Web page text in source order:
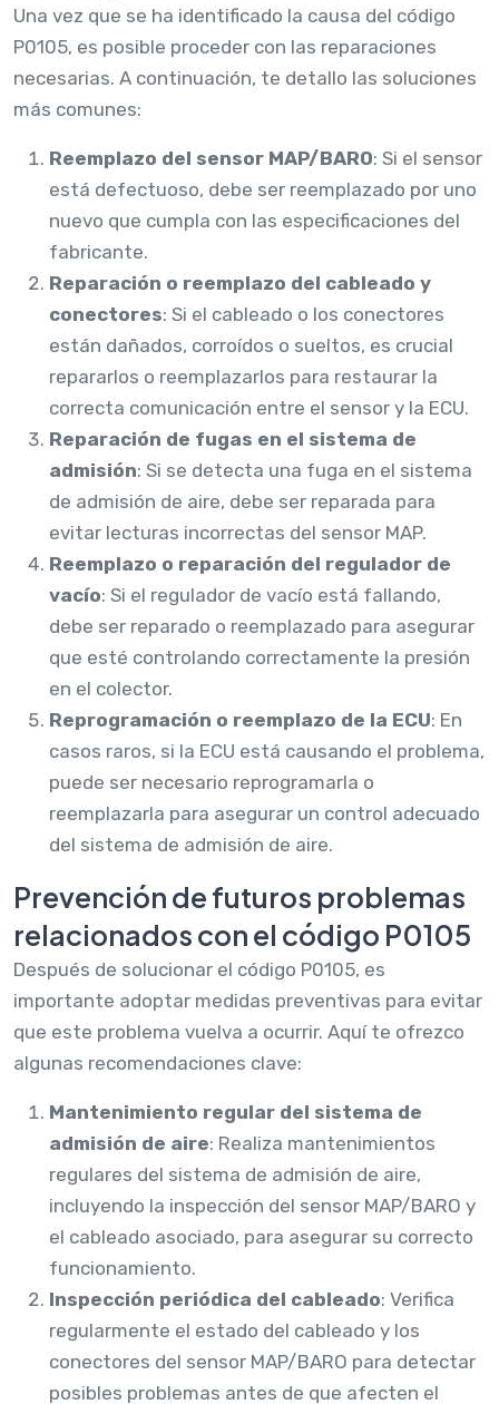
Una vez que se ha identificado la causa del código
P0105, es posible proceder con las reparaciones
necesarias. A continuación, te detallo las soluciones
más comunes:
Reemplazo del sensor MAP/BARO: Si el sensor
está defectuoso, debe ser reemplazado por uno
nuevo que cumpla con las especificaciones del
fabricante.
Reparación o reemplazo del cableado y
conectores: Si el cableado o los conectores
están dañados, corroídos o sueltos, es crucial
repararlos o reemplazarlos para restaurar la
correcta comunicación entre el sensor y la ECU.
Reparación de fugas en el sistema de
admisión: Si se detecta una fuga en el sistema
de admisión de aire, debe ser reparada para
evitar lecturas incorrectas del sensor MAP.
Reemplazo o reparación del regulador de
vacío: Si el regulador de vacío está fallando,
debe ser reparado o reemplazado para asegurar
que esté controlando correctamente la presión
en el colector.
Reprogramación o reemplazo de la ECU: En
casos raros, si la ECU está causando el problema,
puede ser necesario reprogramarla o
reemplazarla para asegurar un control adecuado
del sistema de admisión de aire.
Prevención de futuros problemas
relacionados con el código P0105
Después de solucionar el código P0105, es
importante adoptar medidas preventivas para evitar
que este problema vuelva a ocurrir. Aquí te ofrezco
algunas recomendaciones clave:
Mantenimiento regular del sistema de
admisión de aire: Realiza mantenimientos
regulares del sistema de admisión de aire,
incluyendo la inspección del sensor MAP/BARO y
el cableado asociado, para asegurar su correcto
funcionamiento.
Inspección periódica del cableado: Verifica
regularmente el estado del cableado y los
conectores del sensor MAP/BARO para detectar
posibles problemas antes de que afecten el